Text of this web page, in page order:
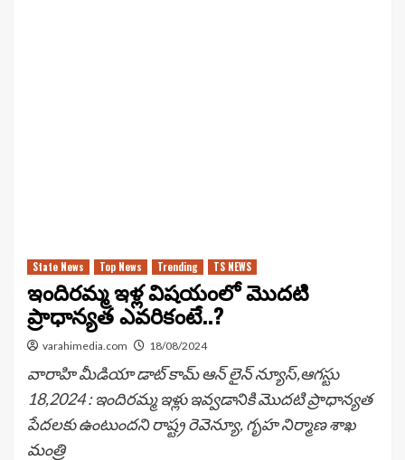
State News Top News Trending TS NEWS
ఇందిరమ్మ ఇళ్ల విషయంలో మొదటి
ప్రాధాన్యత ఎవరికంటే..?
varahimedia.com 18/08/2024
వారాహి మీడియా డాట్ కామ్ ఆన్ లైన్ న్యూస్,ఆగస్టు
18,2024 : ఇందిరమ్మ ఇళ్లు ఇవ్వడానికి మొదటి ప్రాధాన్యత
పేదలకు ఉంటుందని రాష్ట్ర రెవెన్యూ, గృహ నిర్మాణ శాఖ
మంత్రి